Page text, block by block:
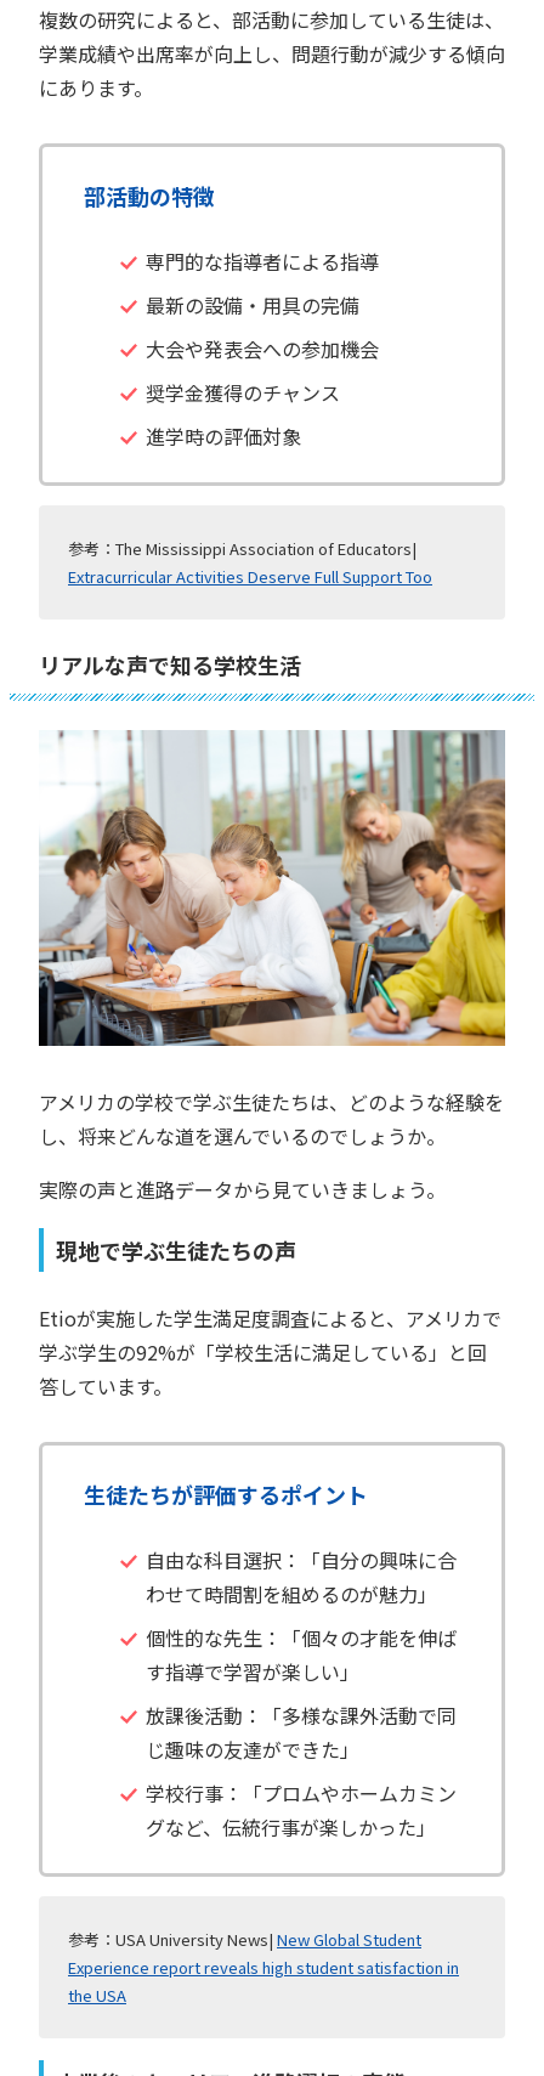
複数の研究によると、部活動に参加している生徒は、
学業成績や出席率が向上し、問題行動が減少する傾向
にあります。
部活動の特徴
専門的な指導者による指導
最新の設備・用具の完備
大会や発表会への参加機会
奨学金獲得のチャンス
進学時の評価対象
参考：The Mississippi Association of Educators|
Extracurricular Activities Deserve Full Support Too
リアルな声で知る学校生活
アメリカの学校で学ぶ生徒たちは、どのような経験を
し、将来どんな道を選んでいるのでしょうか。
実際の声と進路データから見ていきましょう。
現地で学ぶ生徒たちの声
Etioが実施した学生満足度調査によると、アメリカで
学ぶ学生の92%が「学校生活に満足している」と回
答しています。
生徒たちが評価するポイント
自由な科目選択：「自分の興味に合
わせて時間割を組めるのが魅力」
個性的な先生：「個々の才能を伸ば
す指導で学習が楽しい」
放課後活動：「多様な課外活動で同
じ趣味の友達ができた」
学校行事：「プロムやホームカミン
グなど、伝統行事が楽しかった」
参考：USA University News| New Global Student
Experience report reveals high student satisfaction in
the USA